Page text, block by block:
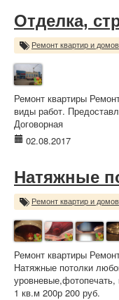
Отделка,
Ремонт квартир и домов
Ремонт квартиры
виды работ.
Договорная
02.08.2017
Натяжные
Ремонт квартир и домов
Ремонт квартиры
Натяжные потолки
1 кв.м 200р 200 руб.